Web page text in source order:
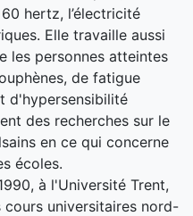
hertz, l’électricité
Elle travaille aussi
les personnes atteintes
de fatigue
d'hypersensibilité
des recherches sur le
en ce qui concerne
écoles.
à l'Université Trent,
cours universitaires nord-